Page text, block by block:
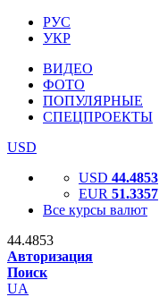
РУС
УКР
ВИДЕО
ФОТО
ПОПУЛЯРНЫЕ
СПЕЦПРОЕКТЫ
USD
USD 44.4853
EUR 51.3357
Все курсы валют
44.4853
Авторизация
Поиск
UA